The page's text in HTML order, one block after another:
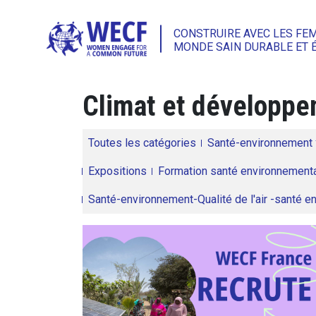
CONSTRUIRE AVEC LES
MONDE SAIN DURABLE ET
Climat et
Toutes les catégories Santé-environnement
Expositions Formation santé
Santé-environnement-Qualité de l'air -santé